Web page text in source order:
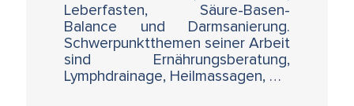
Leberfasten, Säure-Basen-
Balance und Darmsanierung.
Schwerpunktthemen seiner Arbeit
sind Ernährungsberatung,
Lymphdrainage, Heilmassagen, …